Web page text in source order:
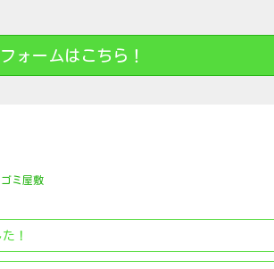
ォームはこちら！
ゴミ屋敷
！